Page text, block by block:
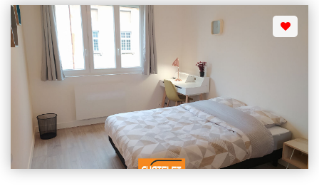
ouvert sur une cuisine aménagée et équipée avec accès à un
balcon exposé sud d'une surface de 11m2, un dégagement
desservant deux chambres dont l'une avec placard mural, une
salle d'eau et un WC individuel. Possibilité de parking non
privatif. Libre au 05.08.2026 Une visite virtuelle est disponible :
https://tour.previsite.com/FB8E115F-4557-2ED0-1DCC-
E2A2C7878227